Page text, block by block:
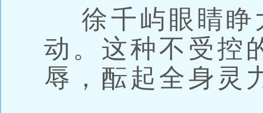
徐千屿眼睛睁
动。这种不受控
辱，酝起全身灵